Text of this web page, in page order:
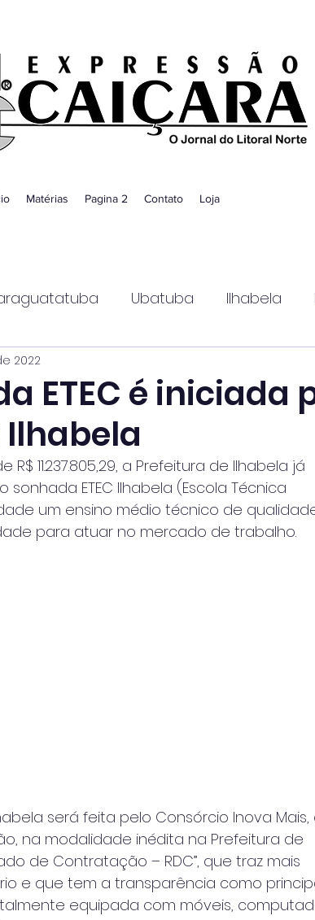
Matérias Pagina 2 Contato Loja
Ubatuba Ilhabela
ETEC é iniciada
2022
11.237.805,29, a Prefeitura de Ilhabela já
ETEC Ilhabela (Escola Técnica
um ensino médio técnico de
para atuar no mercado de trabalho.
será feita pelo Consórcio Inova Mais,
na modalidade inédita na Prefeitura de
de Contratação – RDC”, que traz mais
e que tem a transparência como
equipada com móveis,